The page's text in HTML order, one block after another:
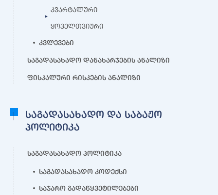
კვარტალური
ყოველთვიური
კვლევები
საგადასახადო დანახარჯების ანალიზი
ფისკალური რისკების ანალიზი
საგადასახადო და საბაჟო
პოლიტიკა
საგადასახადო პოლიტიკა
საგადასახადო კოდექსი
საჯარო გადაწყვეტილებები